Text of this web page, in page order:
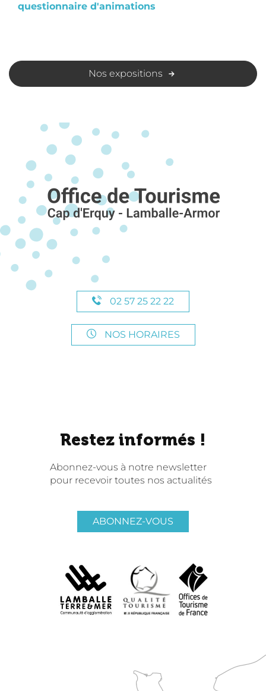
questionnaire d'animations
Nos expositions
02 57 25 22 22
NOS HORAIRES
Restez informés !
Abonnez-vous à notre newsletter
pour recevoir toutes nos actualités
ABONNEZ-VOUS